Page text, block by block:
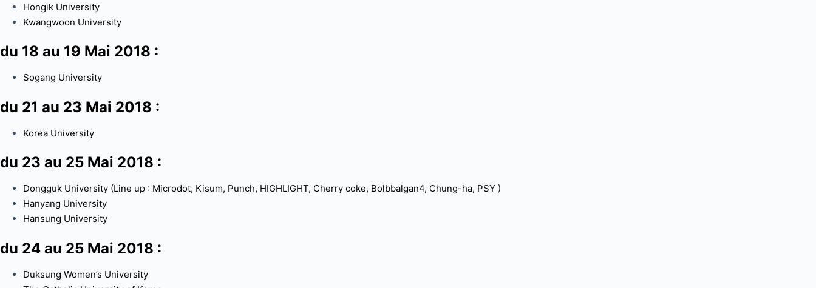
Hongik University
Kwangwoon University
du 18 au 19 Mai 2018 :
Sogang University
du 21 au 23 Mai 2018 :
Korea University
du 23 au 25 Mai 2018 :
Dongguk University (Line up : Microdot, Kisum, Punch, HIGHLIGHT, Cherry coke, Bolbbalgan4, Chung-ha, PSY )
Hanyang University
Hansung University
du 24 au 25 Mai 2018 :
Duksung Women’s University